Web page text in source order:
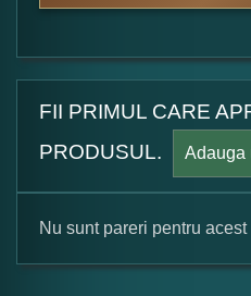
FII PRIMUL CARE
PRODUSUL.
Adauga
Formular pareri client
Nu sunt pareri pentru acest